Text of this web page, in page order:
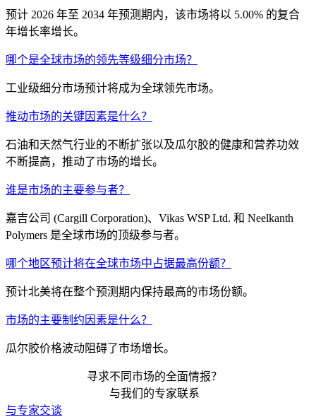
预计 2026 年至 2034 年预测期内，该市场将以 5.00% 的复合
年增长率增长。
哪个是全球市场的领先等级细分市场？
工业级细分市场预计将成为全球领先市场。
推动市场的关键因素是什么？
石油和天然气行业的不断扩张以及瓜尔胶的健康和营养功效
不断提高，推动了市场的增长。
谁是市场的主要参与者？
嘉吉公司 (Cargill Corporation)、Vikas WSP Ltd. 和 Neelkanth
Polymers 是全球市场的顶级参与者。
哪个地区预计将在全球市场中占据最高份额？
预计北美将在整个预测期内保持最高的市场份额。
市场的主要制约因素是什么？
瓜尔胶价格波动阻碍了市场增长。
寻求不同市场的全面情报？
与我们的专家联系
与专家交谈